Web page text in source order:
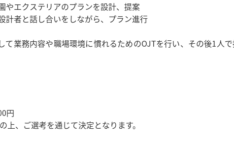
やエクステリアのプランを設計、提案
計者と話し合いをしながら、プラン進行
業務内容や職場環境に慣れるためのOJTを行い、その後1人
円
、ご選考を通じて決定となります。